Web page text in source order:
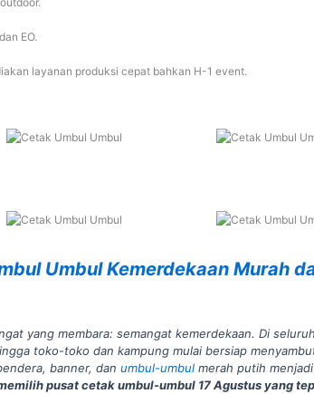
EO.
layanan produksi cepat bahkan H-1 event.
Umbul Kemerdekaan Murah
yang membara: semangat kemerdekaan. Di
toko-toko dan kampung mulai bersiap
banner, dan umbul-umbul merah putih
pusat cetak umbul-umbul 17 Agustus yang